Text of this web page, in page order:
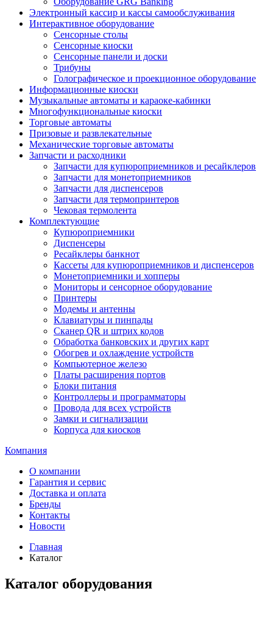
Электронный кассир и кассы самообслуживания
Интерактивное оборудование
Сенсорные столы
Сенсорные киоски
Сенсорные панели и доски
Трибуны
Голографическое и проекционное оборудование
Информационные киоски
Музыкальные автоматы и караоке-кабинки
Многофункциональные киоски
Торговые автоматы
Призовые и развлекательные
Механические торговые автоматы
Запчасти и расходники
Запчасти для купюроприемников и ресайклеров
Запчасти для монетоприемников
Запчасти для диспенсеров
Запчасти для термопринтеров
Чековая термолента
Комплектующие
Купюроприемники
Диспенсеры
Ресайклеры банкнот
Кассеты для купюроприемников и диспенсеров
Монетоприемники и хопперы
Мониторы и сенсорное оборудование
Принтеры
Модемы и антенны
Клавиатуры и пинпады
Сканер QR и штрих кодов
Обработка банковских и других карт
Обогрев и охлаждение устройств
Компьютерное железо
Платы расширения портов
Блоки питания
Контроллеры и программаторы
Провода для всех устройств
Замки и сигнализации
Корпуса для киосков
Компания
О компании
Гарантия и сервис
Доставка и оплата
Бренды
Контакты
Новости
Главная
Каталог
Каталог оборудования